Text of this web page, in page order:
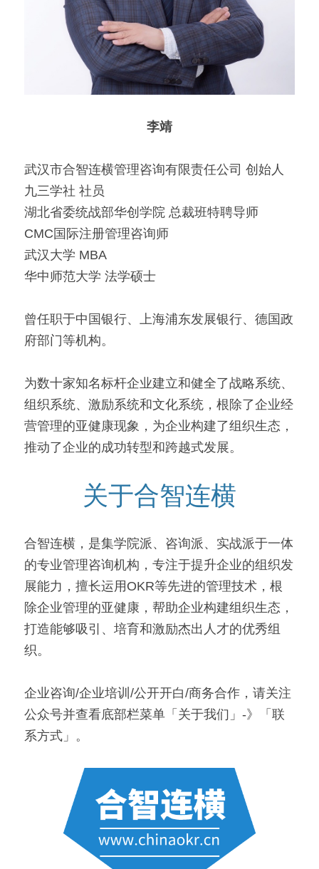
李靖
武汉市合智连横管理咨询有限责任公司 创始人
九三学社 社员
湖北省委统战部华创学院 总裁班特聘导师
CMC国际注册管理咨询师
武汉大学 MBA
华中师范大学 法学硕士
曾任职于中国银行、上海浦东发展银行、德国政
府部门等机构。
为数十家知名标杆企业建立和健全了战略系统、
组织系统、激励系统和文化系统，根除了企业经
营管理的亚健康现象，为企业构建了组织生态，
推动了企业的成功转型和跨越式发展。
关于合智连横
合智连横，是集学院派、咨询派、实战派于一体
的专业管理咨询机构，专注于提升企业的组织发
展能力，擅长运用OKR等先进的管理技术，根
除企业管理的亚健康，帮助企业构建组织生态，
打造能够吸引、培育和激励杰出人才的优秀组
织。
企业咨询/企业培训/公开开白/商务合作，请关注
公众号并查看底部栏菜单「关于我们」-》「联
系方式」。